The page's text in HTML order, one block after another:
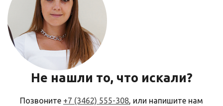
Не нашли то, что искали?
Позвоните +7 (3462) 555-308, или напишите нам